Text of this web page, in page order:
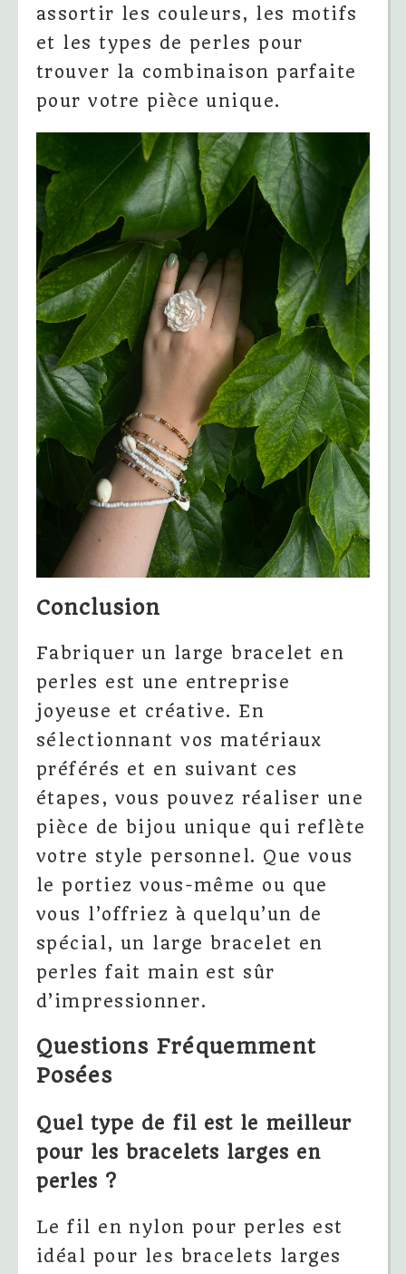
assortir les couleurs, les motifs
et les types de perles pour
trouver la combinaison parfaite
pour votre pièce unique.
Conclusion
Fabriquer un large bracelet en
perles est une entreprise
joyeuse et créative. En
sélectionnant vos matériaux
préférés et en suivant ces
étapes, vous pouvez réaliser une
pièce de bijou unique qui reflète
votre style personnel. Que vous
le portiez vous-même ou que
vous l’offriez à quelqu’un de
spécial, un large bracelet en
perles fait main est sûr
d’impressionner.
Questions Fréquemment
Posées
Quel type de fil est le meilleur
pour les bracelets larges en
perles ?
Le fil en nylon pour perles est
idéal pour les bracelets larges